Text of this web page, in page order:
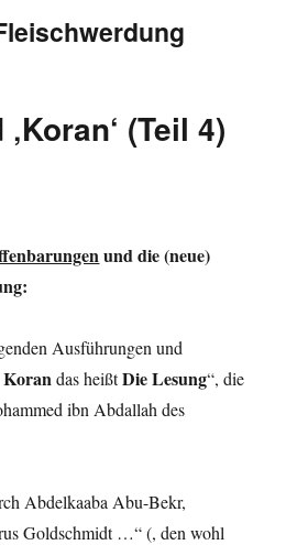
‚Koran‘ (Teil 4)
und die (neue)
Ausführungen und
das heißtDie Lesung“, die
ibn Abdallah des
Abdelkaaba Abu-Bekr,
Goldschmidt …“ (, den wohl